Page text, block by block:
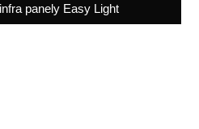
panely Easy Light